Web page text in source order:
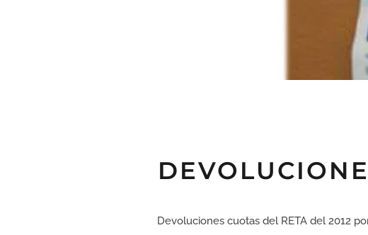
Devoluciones cuotas del RETA del 2012